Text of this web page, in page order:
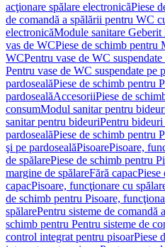
acţionare spălare electronicăPiese
de comandă a spălării pentru WC
electronicăModule sanitare
vas de WCPiese de schimb pentru
WCPentru vase de WC suspendate
Pentru vase de WC suspendate pe
pardosealăPiese de schimb pentru
pardosealăAccesoriiPiese de
consumModul sanitar pentru
sanitar pentru bideuriPentru bideuri
pardosealăPiese de schimb pentru
şi pe pardosealăPisoarePisoare,
de spălarePiese de schimb pentru
margine de spălareFără capacPiese
capacPisoare, funcţionare cu
de schimb pentru Pisoare,
spălarePentru sisteme de comandă
schimb pentru Pentru sisteme de
control integrat pentru pisoarPiese